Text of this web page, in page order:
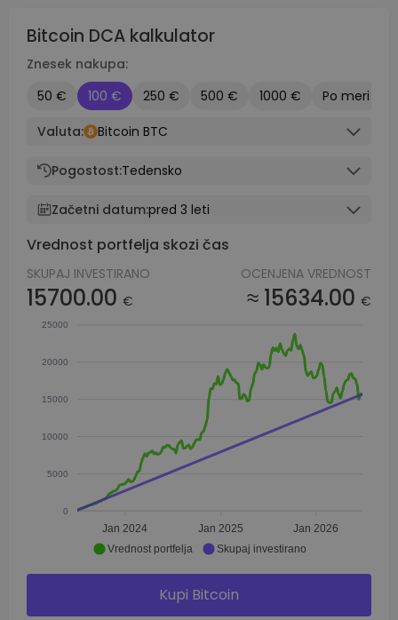
Bitcoin DCA kalkulator
Znesek nakupa:
50 €
100 € 250 € 500 € 1000 €
Po meri
Valuta:
Bitcoin BTC
Pogostost:Tedensko
Začetni datum:pred 3 leti
Vrednost portfelja skozi čas
SKUPAJ INVESTIRANO
15700.00 €
OCENJENA VREDNOST
≈ 15634.00 €
25000
20000
15000
10000
5000
0
Jan 2024 Jan 2025 Jan 2026
Vrednost portfelja Skupaj investirano
Kupi Bitcoin